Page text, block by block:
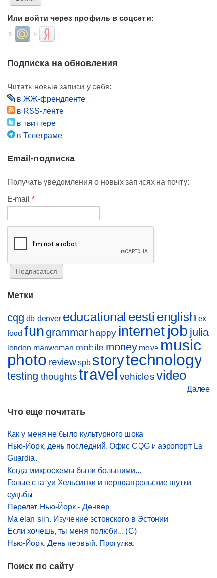
Или войти через профиль в соцсети:
Login with Mail.ruLogin with Яндекс
Подписка на обновления
Читать новые записи у себя:
в ЖЖ-френдленте
в RSS-ленте
в твиттере
в Телеграме
Email-подписка
Получать уведомления о новых записях на почту:
E-mail *
Метки
cqg db denver educational eesti english ex
food fun grammar happy internet job julia
london manwoman mobile money move music
photo review spb storytechnology
testing thoughts travel vehicles video
Далее
Что еще почитать
Как у меня не было культурного шока
Нью-Йорк, день последний. Офис CQG и аэропорт La
Guardia.
Когда микросхемы были большими...
Голые статуи Хельсинки и первоапрельские шутки
судьбы
Перелет Нью-Йорк - Денвер
Ma elan siin. Изучение эстонского в Эстонии
Если хочешь, ты меня полюби... (С)
Нью-Йорк. День первый. Прогулка.
Поиск по сайту